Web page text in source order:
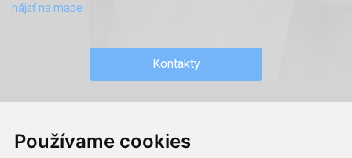
Používame cookies
nájsť na mape
Kontakty
c) 2019 - MUDr. Roman Sokol, MPH - Privátna urologická